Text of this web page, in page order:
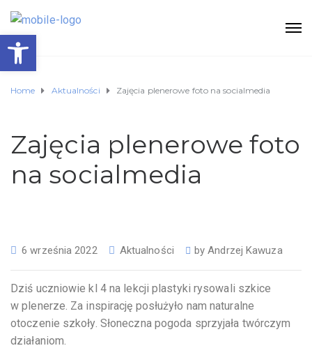
Home Aktualności Zajęcia plenerowe foto na socialmedia
Zajęcia plenerowe foto
na socialmedia
6 września 2022 Aktualności byAndrzej Kawuza
Dziś uczniowie kl 4 na lekcji plastyki rysowali szkice
w plenerze. Za inspirację posłużyło nam naturalne
otoczenie szkoły. Słoneczna pogoda sprzyjała twórczym
działaniom.
Otwórz pasek narzędzi